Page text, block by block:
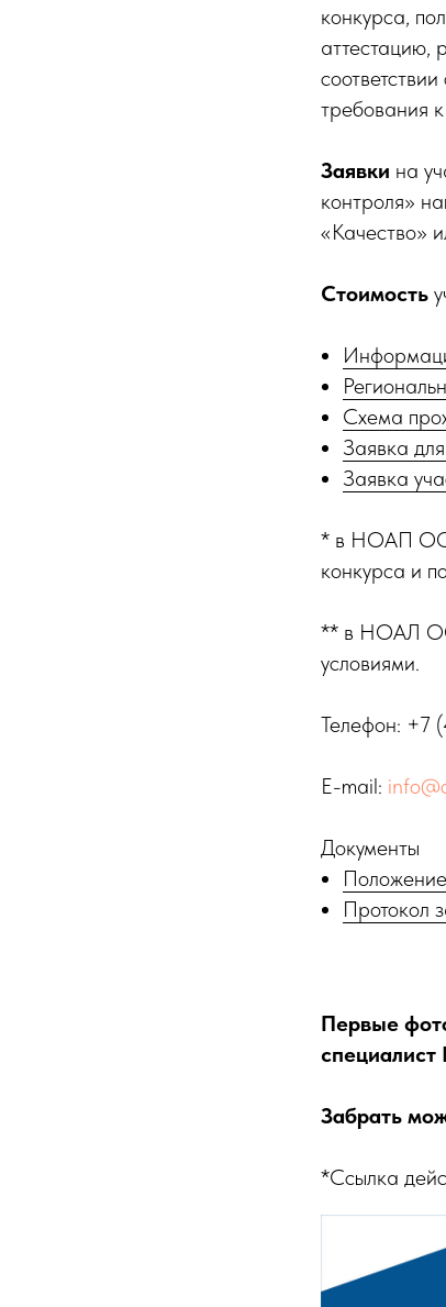
конкурса,
аттестацию,
требования
Заявки на
контроля»
«Качество»
Стоимость
Схема
Заявка
Заявка
* в НОАП
конкурса и
** в НОАЛ
условиями.
Телефон: +7
E-mail:
Документы
Протокол
Первые
Забрать
*Ссылка